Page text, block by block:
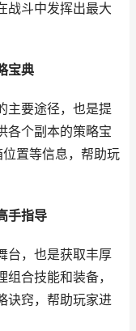
战斗中发挥出最大
宝典
主要途径，也是提
各个副本的策略宝
置等信息，帮助玩
手指导
台，也是获取丰厚
合技能和装备，
诀窍，帮助玩家进